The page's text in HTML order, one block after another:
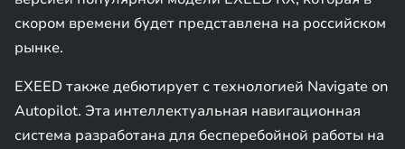
скором времени будет представлена на российском
рынке.
EXEED также дебютирует с технологией Navigate on
Autopilot. Эта интеллектуальная навигационная
система разработана для бесперебойной работы на